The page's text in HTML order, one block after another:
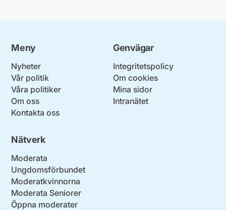
Meny
Nyheter
Vår politik
Våra politiker
Om oss
Kontakta oss
Genvägar
Integritetspolicy
Om cookies
Mina sidor
Intranätet
Nätverk
Moderata
Ungdomsförbundet
Moderatkvinnorna
Moderata Seniorer
Öppna moderater